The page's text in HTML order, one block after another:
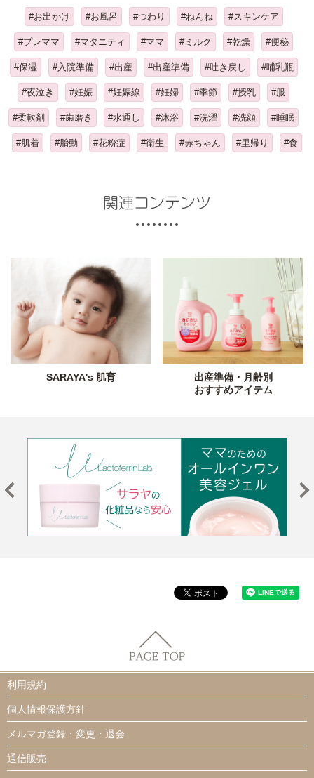
#お出かけ #お風呂 #つわり #ねんね #スキンケア
#プレママ #マタニティ #ママ #ミルク #乾燥 #便秘
#保湿 #入院準備 #出産 #出産準備 #吐き戻し #哺乳瓶
#夜泣き #妊娠 #妊娠線 #妊婦 #季節 #授乳 #服
#柔軟剤 #歯磨き #水通し #沐浴 #洗濯 #洗顔 #睡眠
#肌着 #胎動 #花粉症 #衛生 #赤ちゃん #里帰り #食
関連コンテンツ
SARAYA's 肌育
出産準備・月齢別
おすすめアイテム
利用規約
個人情報保護方針
メルマガ登録・変更・退会
通信販売